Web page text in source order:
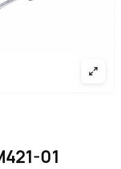
01